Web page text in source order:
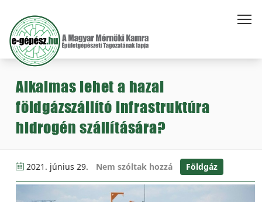
Alkalmas lehet a hazai
földgázszállító infrastruktúra
hidrogén szállítására?
2021. június 29. Nem szóltak hozzá Földgáz